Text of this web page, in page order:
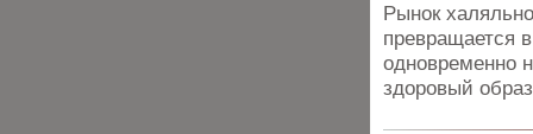
Рынок
превращается
одновременно
здоровый